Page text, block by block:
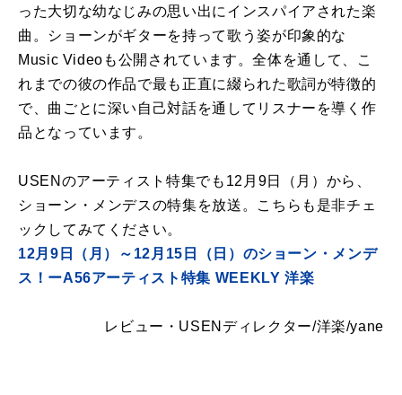
った大切な幼なじみの思い出にインスパイアされた楽
曲。ショーンがギターを持って歌う姿が印象的な
Music Videoも公開されています。全体を通して、こ
れまでの彼の作品で最も正直に綴られた歌詞が特徴的
で、曲ごとに深い自己対話を通してリスナーを導く作
品となっています。
USENのアーティスト特集でも12月9日（月）から、
ショーン・メンデスの特集を放送。こちらも是非チェ
ックしてみてください。
12月9日（月）～12月15日（日）のショーン・メンデ
ス！ーA56アーティスト特集 WEEKLY 洋楽
レビュー・USENディレクター/洋楽/yane